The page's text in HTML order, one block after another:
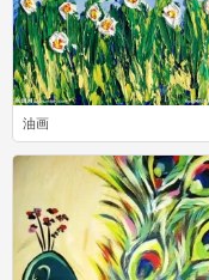
油画
9